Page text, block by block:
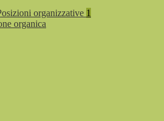
organizzative 1
organica